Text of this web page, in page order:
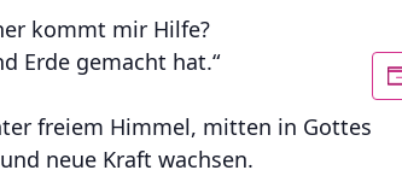
kommt mir Hilfe?
Erde gemacht hat.“
freiem Himmel, mitten in Gottes
neue Kraft wachsen.